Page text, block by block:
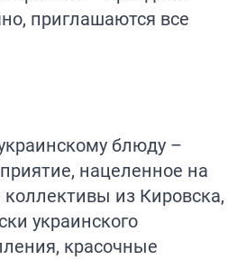
приглашаются все
блюду –
нацеленное на
из Кировска,
украинского
красочные